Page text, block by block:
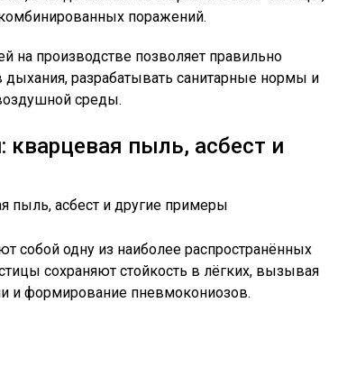
поражений.
на производстве позволяет правильно
дыхания, разрабатывать санитарные нормы и
среды.
пыль, асбест и
собой одну из наиболее распространённых
сохраняют стойкость в лёгких, вызывая
и формирование пневмокониозов.